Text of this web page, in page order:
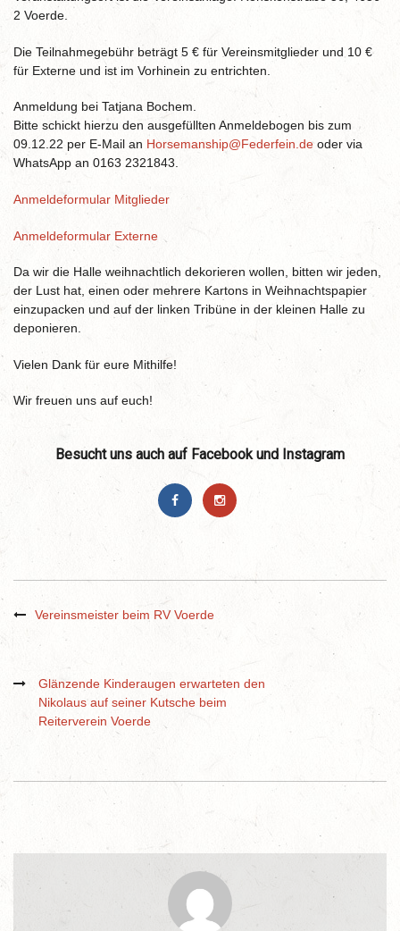
2 Voerde.
Die Teilnahmegebühr beträgt 5 € für Vereinsmitglieder und 10 €
für Externe und ist im Vorhinein zu entrichten.
Anmeldung bei Tatjana Bochem.
Bitte schickt hierzu den ausgefüllten Anmeldebogen bis zum
09.12.22 per E-Mail an Horsemanship@Federfein.de oder via
WhatsApp an 0163 2321843.
Anmeldeformular Mitglieder
Anmeldeformular Externe
Da wir die Halle weihnachtlich dekorieren wollen, bitten wir jeden,
der Lust hat, einen oder mehrere Kartons in Weihnachtspapier
einzupacken und auf der linken Tribüne in der kleinen Halle zu
deponieren.
Vielen Dank für eure Mithilfe!
Wir freuen uns auf euch!
Besucht uns auch auf Facebook und Instagram
Vereinsmeister beim RV Voerde
Glänzende Kinderaugen erwarteten den
Nikolaus auf seiner Kutsche beim
Reiterverein Voerde